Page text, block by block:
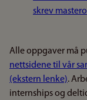
skrev
Alle oppgaver må
nettsidene til vår
(ekstern lenke).
internships og